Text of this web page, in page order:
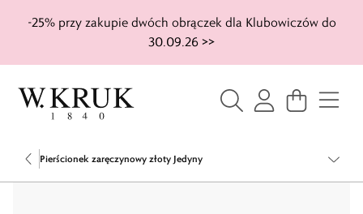
-25% przy zakupie dwóch obrączek dla Klubowiczów do
30.09.26 >>
Pierścionek zaręczynowy złoty Jedyny